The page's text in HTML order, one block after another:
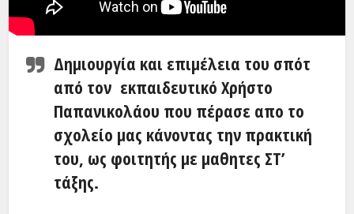
Δημιουργία και επιμέλεια του σπότ
από τον εκπαιδευτικό Χρήστο
Παπανικολάου που πέρασε απο το
σχολείο μας κάνοντας την πρακτική
του, ως φοιτητής με μαθητες ΣΤ’
τάξης.